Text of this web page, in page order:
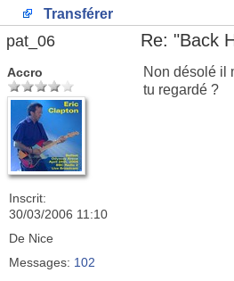
Transférer
pat_06 Re: "Back
Accro
Inscrit:
30/03/2006 11:10
De Nice
Messages: 102
Non désolé il
tu regardé ?